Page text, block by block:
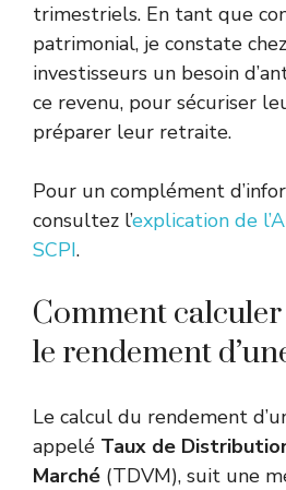
trimestriels. En tant que
patrimonial, je constate
investisseurs un besoin
ce revenu, pour sécuriser
préparer leur retraite.
Pour un complément
consultez l’explication de
SCPI.
Comment
le rendement
Le calcul du rendement
appelé Taux de
Marché (TDVM), suit une